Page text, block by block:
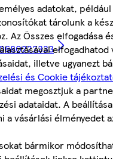
adatokat,
tárolunk a
Az Összes elfogadása
elfogadhatod
illetve ugyanezt
és Cookie
megosztjuk a
adataidat. A
a vásárlási élményedet
bármikor